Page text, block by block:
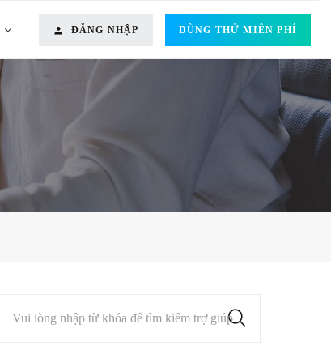
ĐĂNG NHẬP DÙNG THỬ MIỄN PHÍ
Vui lòng nhập từ khóa để tìm kiếm trợ giúp